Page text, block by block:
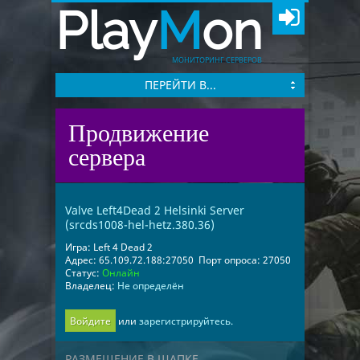
PlayMon
МОНИТОРИНГ СЕРВЕРОВ
ПЕРЕЙТИ В...
Продвижение
сервера
Valve Left4Dead 2 Helsinki Server
(srcds1008-hel-hetz.380.36)
Игра: Left 4 Dead 2
Адрес: 65.109.72.188:27050 Порт опроса: 27050
Статус: Онлайн
Владелец: Не определён
Войдите или зарегистрируйтесь.